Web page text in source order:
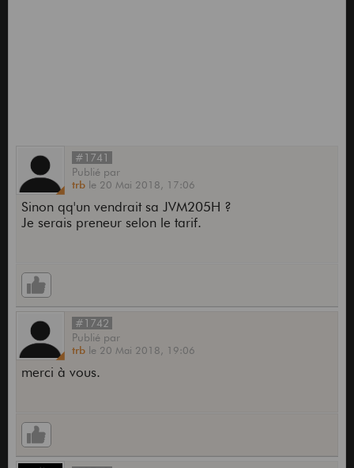
#1741
Publié par
trb le 20 Mai 2018, 17:06
Sinon qq'un vendrait sa JVM205H ?
Je serais preneur selon le tarif.
#1742
Publié par
trb le 20 Mai 2018, 19:06
merci à vous.